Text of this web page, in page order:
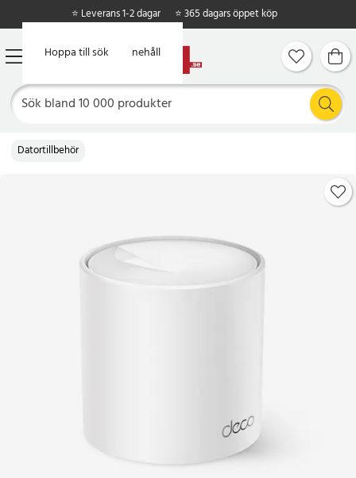
Hoppa till huvudinnehåll
Hoppa till sök
⭐ Leverans 1-2 dagar ⭐ 365 dagars öppet köp
Datortillbehör